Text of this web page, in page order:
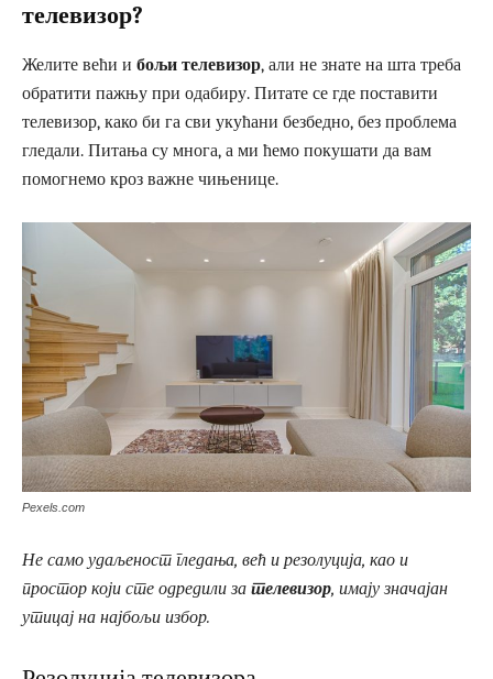
телевизор?
Желите већи и бољи телевизор, али не знате на шта треба
обратити пажњу при одабиру. Питате се где поставити
телевизор, како би га сви укућани безбедно, без проблема
гледали. Питања су многа, а ми ћемо покушати да вам
помогнемо кроз важне чињенице.
Pexels.com
Не само удаљеност гледања, већ и резолуција, као и
простор који сте одредили за телевизор, имају значајан
утицај на најбољи избор.